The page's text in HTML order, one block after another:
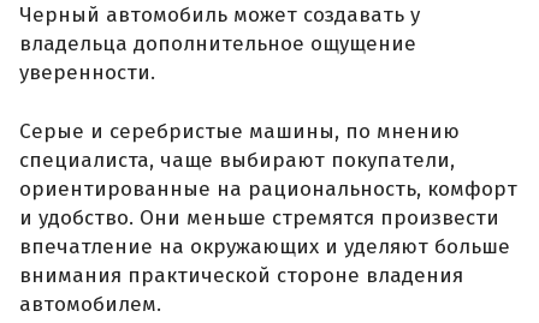
Черный автомобиль может создавать у
владельца дополнительное ощущение
уверенности.
Серые и серебристые машины, по мнению
специалиста, чаще выбирают покупатели,
ориентированные на рациональность, комфорт
и удобство. Они меньше стремятся произвести
впечатление на окружающих и уделяют больше
внимания практической стороне владения
автомобилем.